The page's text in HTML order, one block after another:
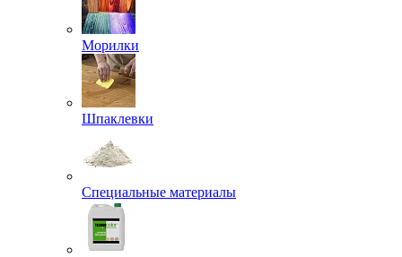
Морилки
Шпаклевки
Специальные материалы